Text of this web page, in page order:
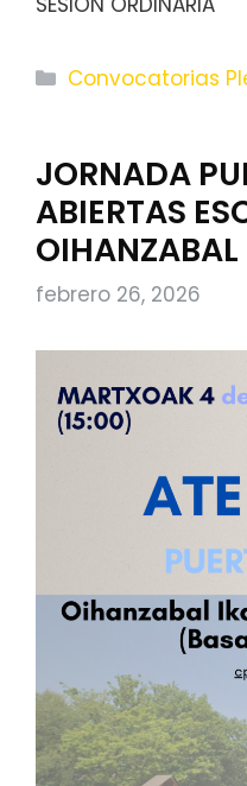
Categorías
Convocatorias
JORNADA
ABIERTAS
OIHANZABAL
febrero 26, 2026